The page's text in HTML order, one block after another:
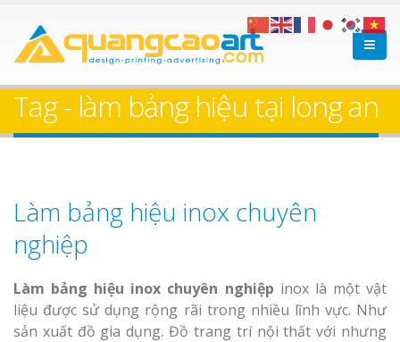
Tag - làm bảng hiệu tại long an
Làm bảng hiệu inox chuyên
nghiệp
Làm bảng hiệu inox chuyên nghiệp inox là một vật
liệu được sử dụng rộng rãi trong nhiều lĩnh vực. Như
sản xuất đồ gia dụng. Đồ trang trí nội thất với nhưng